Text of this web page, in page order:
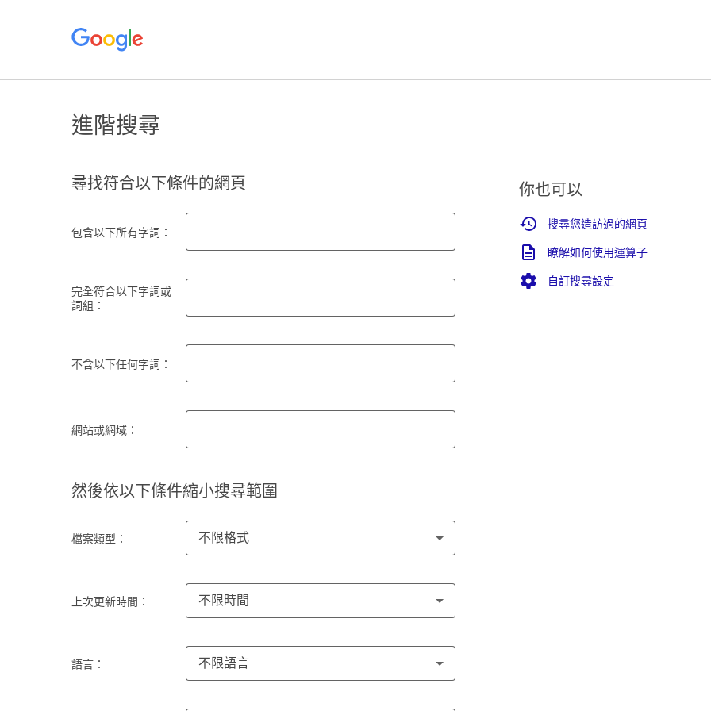
進階搜尋
尋找符合以下條件的網頁
包含以下所有字詞：
完全符合以下字詞或
詞組：
不含以下任何字詞：
網站或網域：
然後依以下條件縮小搜尋範圍
檔案類型： 不限格式
上次更新時間： 不限時間
語言： 不限語言
你也可以
搜尋您造訪過的網頁
瞭解如何使用運算子
自訂搜尋設定